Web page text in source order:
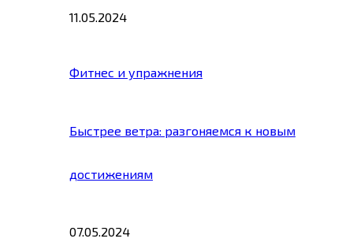
11.05.2024
Фитнес и упражнения
Быстрее ветра: разгоняемся к новым
достижениям
07.05.2024